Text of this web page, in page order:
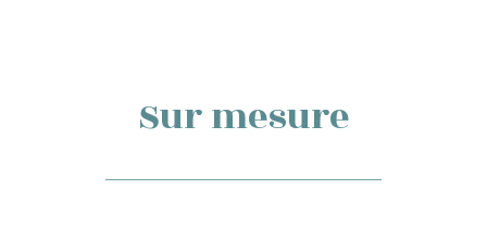
Sur mesure